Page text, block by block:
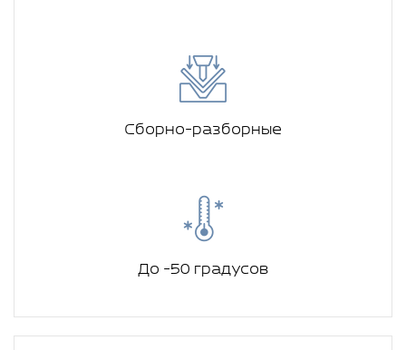
Сборно-разборные
До -50 градусов